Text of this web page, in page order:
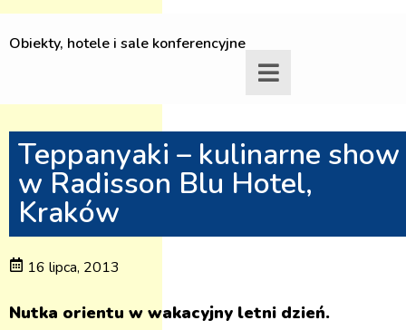
Obiekty, hotele i sale konferencyjne
Teppanyaki – kulinarne show
w Radisson Blu Hotel,
Kraków
16 lipca, 2013
Nutka orientu w wakacyjny letni dzień.